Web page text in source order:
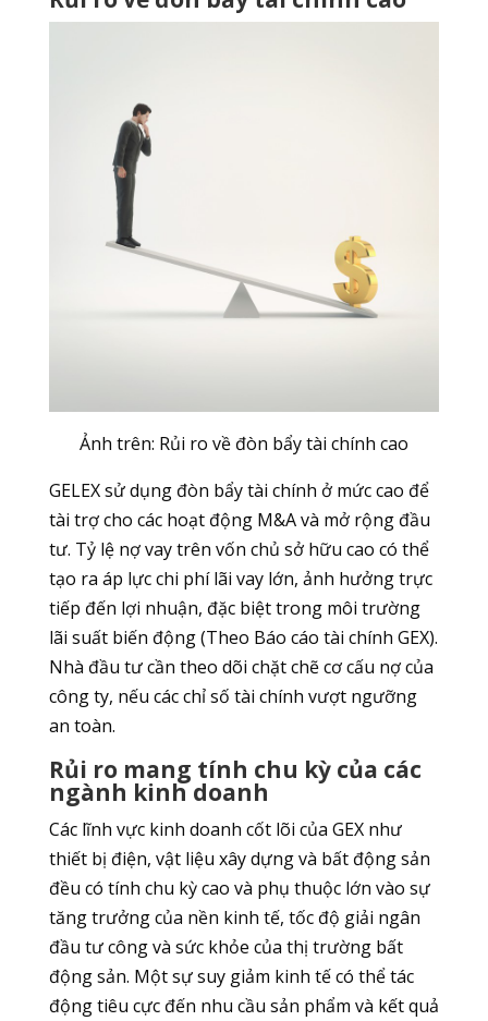
Ảnh trên: Rủi ro về đòn bẩy tài chính cao
GELEX sử dụng đòn bẩy tài chính ở mức cao để
tài trợ cho các hoạt động M&A và mở rộng đầu
tư. Tỷ lệ nợ vay trên vốn chủ sở hữu cao có thể
tạo ra áp lực chi phí lãi vay lớn, ảnh hưởng trực
tiếp đến lợi nhuận, đặc biệt trong môi trường
lãi suất biến động (Theo Báo cáo tài chính GEX).
Nhà đầu tư cần theo dõi chặt chẽ cơ cấu nợ của
công ty, nếu các chỉ số tài chính vượt ngưỡng
an toàn.
Rủi ro mang tính chu kỳ của các
ngành kinh doanh
Các lĩnh vực kinh doanh cốt lõi của GEX như
thiết bị điện, vật liệu xây dựng và bất động sản
đều có tính chu kỳ cao và phụ thuộc lớn vào sự
tăng trưởng của nền kinh tế, tốc độ giải ngân
đầu tư công và sức khỏe của thị trường bất
động sản. Một sự suy giảm kinh tế có thể tác
động tiêu cực đến nhu cầu sản phẩm và kết quả